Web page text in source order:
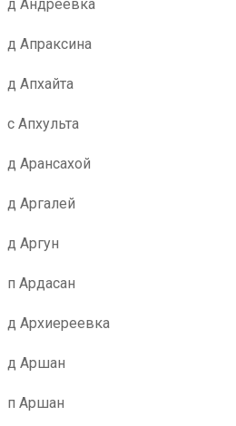
д Андреевка
д Апраксина
д Апхайта
с Апхульта
д Арансахой
д Аргалей
д Аргун
п Ардасан
д Архиереевка
д Аршан
п Аршан